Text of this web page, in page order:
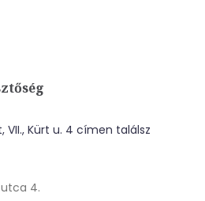
VII., Kürt u. 4 címen találsz
utca 4.